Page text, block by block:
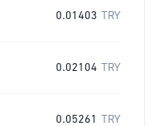
0.01403 TRY
0.02104 TRY
0.05261 TRY